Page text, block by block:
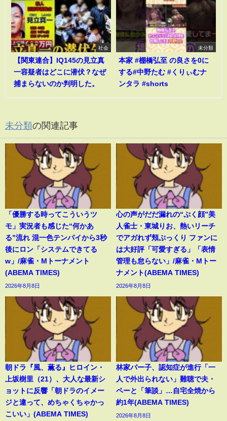
社会
【関東連合】IQ145の見立真
一容疑者はどこに潜伏？なぜ
捕まらないのか判明した。
未分類
本家 #棚橋弘至 の良さを0に
する#中野たむ #くりぃむナ
ンタラ #shorts
未分類の関連記事
「優勝する時ってこういうツ
モ」実況者も感じた“何かあ
る”流れ 混一色テンパイから3秒
後にロン「システムできてる
w」/麻雀・Mトーナメント
(ABEMA TIMES)
2026年8月8日
心の声がだだ漏れの“ぷく顔”美
人雀士・東城りお、熱いリーチ
でアガれず頬ぷっくり ファンに
は大好評「可愛すぎる」「表情
管理も怠らない」/麻雀・Mトー
ナメント(ABEMA TIMES)
2026年8月8日
朝ドラ『風、薫る』ヒロイン・
上坂樹里（21）、大人な最新シ
ョットに反響「朝ドラのイメー
ジと違って、めちゃくちゃかっ
こいい」(ABEMA TIMES)
林家パー子、認知症が進行「一
人で外出られない」難聴で夫・
ペーと「筆談」…自宅全焼から
約1年(ABEMA TIMES)
2026年8月8日